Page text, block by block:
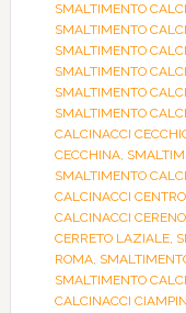
SMALTIMENTO
SMALTIMENTO
SMALTIMENTO
SMALTIMENTO
SMALTIMENTO
SMALTIMENTO
CALCINACCI
CECCHINA,
SMALTIMENTO
CALCINACCI
CALCINACCI
CERRETO LAZIALE,
ROMA,
SMALTIMENTO
CALCINACCI